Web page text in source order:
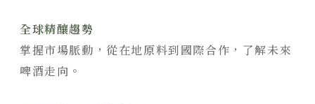
全球精釀趨勢
掌握市場脈動，從在地原料到國際合作，了解未來
啤酒走向。